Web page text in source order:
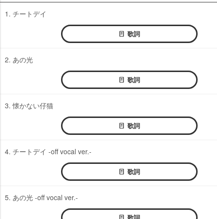
1. チートデイ
歌詞
2. あの光
歌詞
3. 懐かない仔猫
歌詞
4. チートデイ -off vocal ver.-
歌詞
5. あの光 -off vocal ver.-